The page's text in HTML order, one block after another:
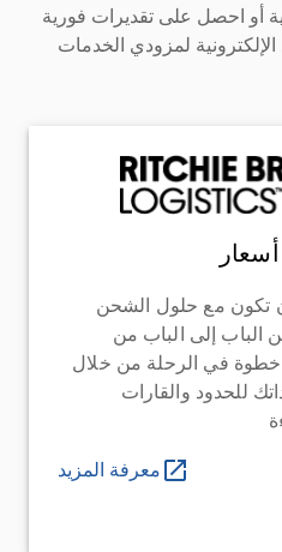
أو احصل على تقديرات فورية
لمزودي الخدمات
تكون مع حلول الشحن
الباب إلى الباب من
خطوة في الرحلة من خلال
للحدود والقارات
معرفة المزيد